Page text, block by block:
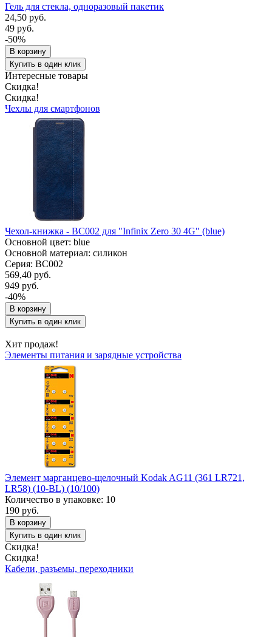
Гель для стекла, одноразовый пакетик
24,50 руб.
49 руб.
-50%
В корзину
Купить в один клик
Интересные товары
Скидка!
Скидка!
Чехлы для смартфонов
Чехол-книжка - BC002 для "Infinix Zero 30 4G" (blue)
Основной цвет: blue
Основной материал: силикон
Серия: BC002
569,40 руб.
949 руб.
-40%
В корзину
Купить в один клик
Хит продаж!
Элементы питания и зарядные устройства
Элемент марганцево-щелочный Kodak AG11 (361 LR721,
LR58) (10-BL) (10/100)
Количество в упаковке: 10
190 руб.
В корзину
Купить в один клик
Скидка!
Скидка!
Кабели, разъемы, переходники